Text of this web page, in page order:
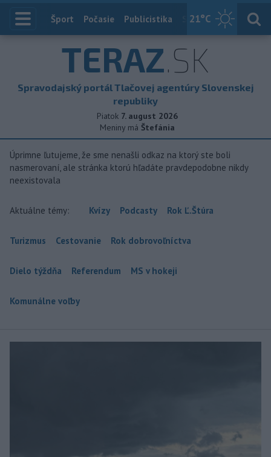
21°C
Index
Šport Počasie Publicistika Slovensko
TERAZ.SK
Spravodajský portál Tlačovej agentúry Slovenskej
republiky
Piatok 7. august 2026
Meniny má Štefánia
Úprimne ľutujeme, že sme nenašli odkaz na ktorý ste boli
nasmerovaní, ale stránka ktorú hľadáte pravdepodobne nikdy
neexistovala
Aktuálne témy: Kvízy Podcasty Rok Ľ.Štúra
Turizmus Cestovanie Rok dobrovoľníctva
Dielo týždňa Referendum MS v hokeji
Komunálne voľby